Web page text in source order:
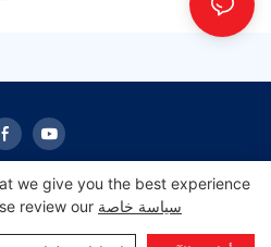
حقوق النشر © 2024 شروق الشمس -
we give you the best experience
review our سياسة خاصة